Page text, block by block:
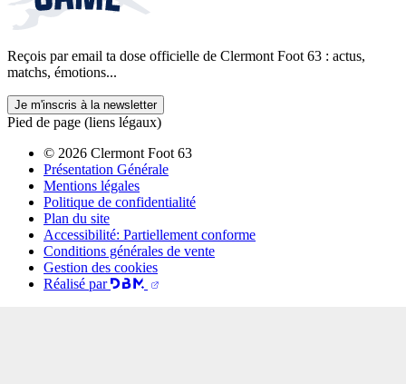
Reçois par email ta dose officielle de Clermont Foot 63 : actus,
matchs, émotions...
Je m'inscris à la newsletter
Pied de page (liens légaux)
© 2026 Clermont Foot 63
Présentation Générale
Mentions légales
Politique de confidentialité
Plan du site
Accessibilité: Partiellement conforme
Conditions générales de vente
Gestion des cookies
Réalisé par